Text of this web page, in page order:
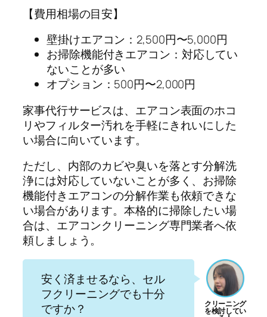
【費用相場の目安】
壁掛けエアコン：2,500円〜5,000円
お掃除機能付きエアコン：対応してい
ないことが多い
オプション：500円〜2,000円
家事代行サービスは、エアコン表面のホコ
リやフィルター汚れを手軽にきれいにした
い場合に向いています。
ただし、内部のカビや臭いを落とす分解洗
浄には対応していないことが多く、お掃除
機能付きエアコンの分解作業も依頼できな
い場合があります。本格的に掃除したい場
合は、エアコンクリーニング専門業者へ依
頼しましょう。
安く済ませるなら、セル
フクリーニングでも十分
ですか？